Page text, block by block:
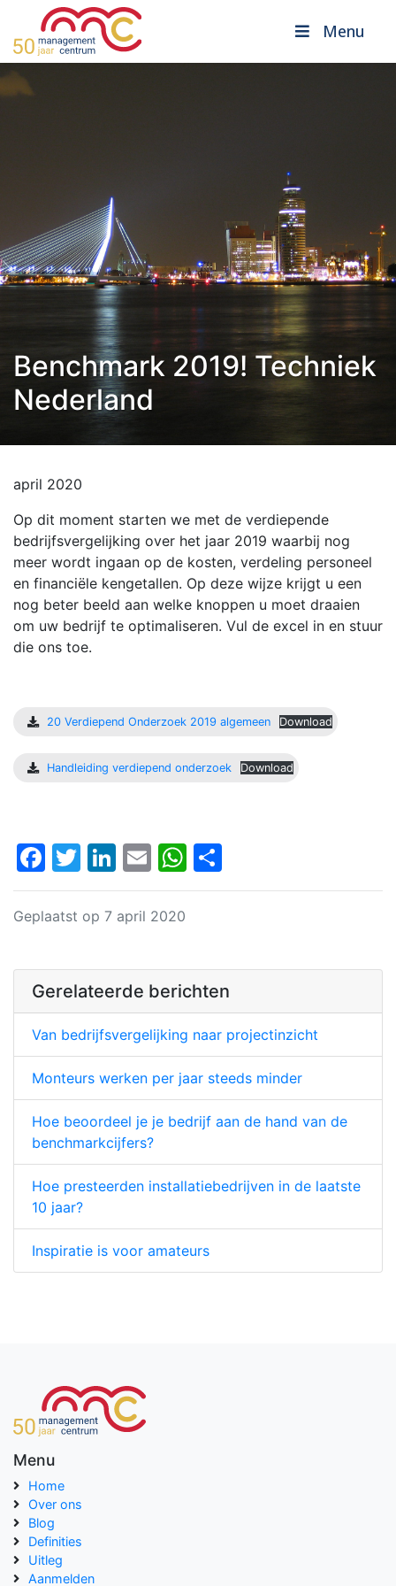
Menu
Benchmark 2019! Techniek
Nederland
april 2020
Op dit moment starten we met de verdiepende
bedrijfsvergelijking over het jaar 2019 waarbij nog
meer wordt ingaan op de kosten, verdeling personeel
en financiële kengetallen. Op deze wijze krijgt u een
nog beter beeld aan welke knoppen u moet draaien
om uw bedrijf te optimaliseren. Vul de excel in en stuur
die ons toe.
20 Verdiepend Onderzoek 2019 algemeen Download
Handleiding verdiepend onderzoek Download
Facebook
Twitter
LinkedIn
EmailWhatsApp
Geplaatst op 7 april 2020
Gerelateerde berichten
Van bedrijfsvergelijking naar projectinzicht
Monteurs werken per jaar steeds minder
Hoe beoordeel je je bedrijf aan de hand van de
benchmarkcijfers?
Hoe presteerden installatiebedrijven in de laatste
10 jaar?
Inspiratie is voor amateurs
Menu
Home
Over ons
Blog
Definities
Uitleg
Aanmelden